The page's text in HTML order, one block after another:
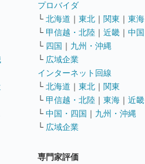
プロバイダ
└ 北海道 ｜ 東北 ｜ 関東 ｜ 東海
└ 甲信越・北陸 ｜ 近畿 ｜ 中国
└ 四国 ｜ 九州・沖縄
└ 広域企業
インターネット回線
└ 北海道 ｜ 東北 ｜ 関東
└ 甲信越・北陸 ｜ 東海 ｜ 近畿
└ 中国・四国 ｜ 九州・沖縄
└ 広域企業
専門家評価